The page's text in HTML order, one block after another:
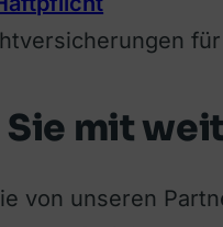
Sie mit
von unseren